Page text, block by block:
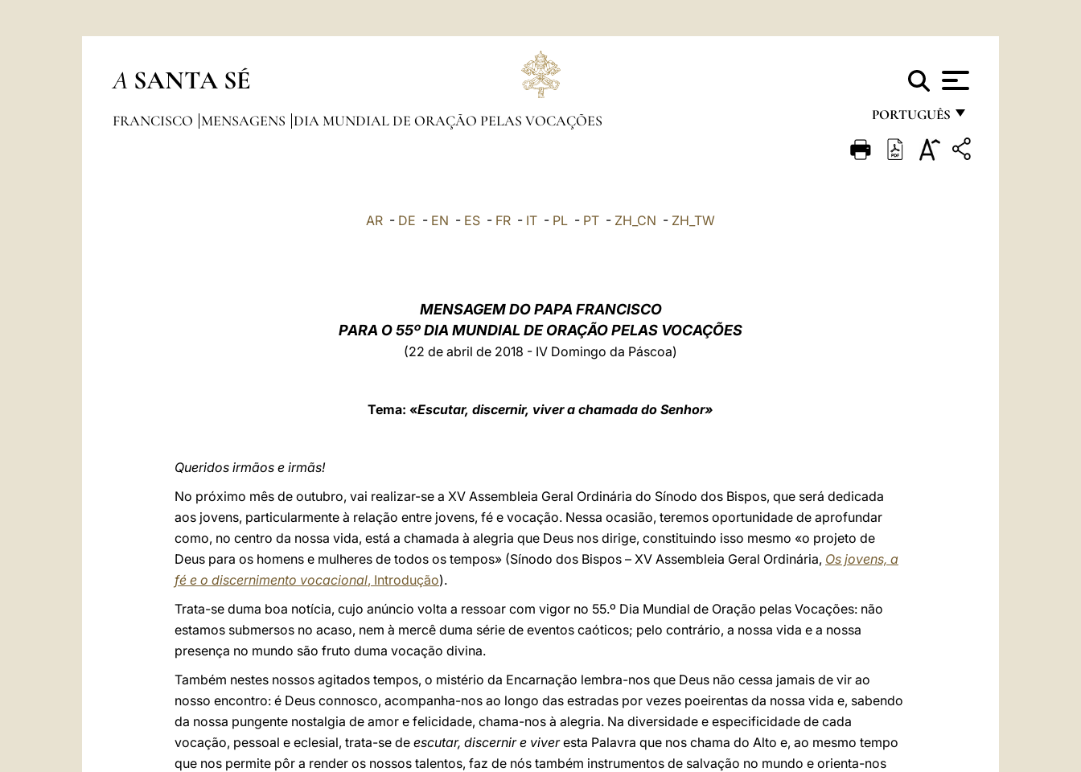
A SANTA SÉ
PORTUGUÊS
FRANÇAIS
FRANCISCO MENSAGENS DIA MUNDIAL DE ORAÇÃO PELAS VOCAÇÕES
AR - DE - EN - ES - FR - IT - PL - PT - ZH_CN - ZH_TW
MENSAGEM DO PAPA FRANCISCO
PARA O 55º DIA MUNDIAL DE ORAÇÃO PELAS VOCAÇÕES
(22 de abril de 2018 - IV Domingo da Páscoa)
Tema: «Escutar, discernir, viver a chamada do Senhor»
Queridos irmãos e irmãs!
No próximo mês de outubro, vai realizar-se a XV Assembleia Geral Ordinária do Sínodo dos Bispos, que será dedicada
aos jovens, particularmente à relação entre jovens, fé e vocação. Nessa ocasião, teremos oportunidade de aprofundar
como, no centro da nossa vida, está a chamada à alegria que Deus nos dirige, constituindo isso mesmo «o projeto de
Deus para os homens e mulheres de todos os tempos» (Sínodo dos Bispos – XV Assembleia Geral Ordinária, Os jovens, a
fé e o discernimento vocacional, Introdução).
Trata-se duma boa notícia, cujo anúncio volta a ressoar com vigor no 55.º Dia Mundial de Oração pelas Vocações: não
estamos submersos no acaso, nem à mercê duma série de eventos caóticos; pelo contrário, a nossa vida e a nossa
presença no mundo são fruto duma vocação divina.
Também nestes nossos agitados tempos, o mistério da Encarnação lembra-nos que Deus não cessa jamais de vir ao
nosso encontro: é Deus connosco, acompanha-nos ao longo das estradas por vezes poeirentas da nossa vida e, sabendo
da nossa pungente nostalgia de amor e felicidade, chama-nos à alegria. Na diversidade e especificidade de cada
vocação, pessoal e eclesial, trata-se de escutar, discernir e viveresta Palavra que nos chama do Alto e, ao mesmo tempo
que nos permite pôr a render os nossos talentos, faz de nós também instrumentos de salvação no mundo e orienta-nos